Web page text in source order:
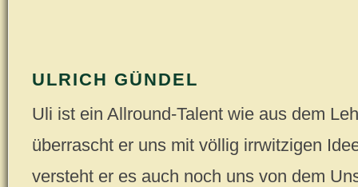
ULRICH GÜNDEL
Uli ist ein Allround-Talent wie aus dem
überrascht er uns mit völlig irrwitzigen
versteht er es auch noch uns von dem